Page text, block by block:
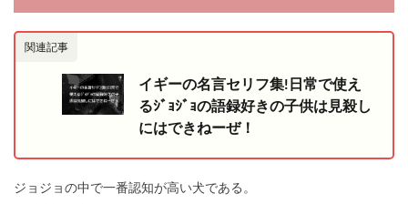
関連記事
イギーの名言セリフ集!日常で使え
るｼﾞｮｼﾞｮの語録好きの子供は見殺し
にはできねーぜ！
ジョジョの中で一番認知が高い犬である。